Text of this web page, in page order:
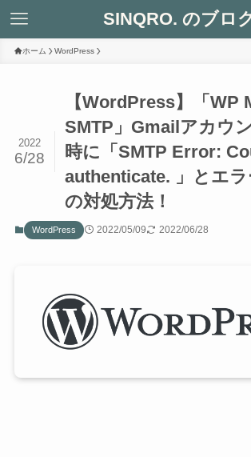
SINQRO. のブロ
ホーム WordPress
【WordPress】「WP
SMTP」Gmailアカウ
時に「SMTP Error:
authenticate. 」とエ
の対処方法！
2022
6/28
WordPress 2022/05/09 2022/06/28